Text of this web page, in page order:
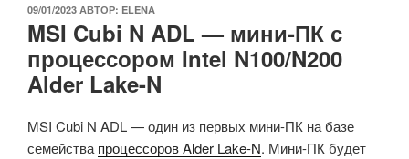
ОПУБЛИКОВАНО
09/01/2023 АВТОР: ELENA
MSI Cubi N ADL — мини-ПК с
процессором Intel N100/N200
Alder Lake-N
MSI Cubi N ADL — один из первых мини-ПК на базе
семействапроцессоров Alder Lake-N. Мини-ПК будет